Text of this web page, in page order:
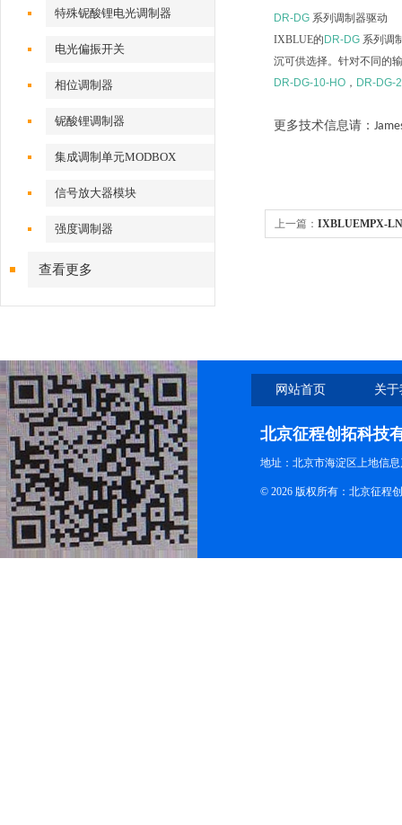
特殊铌酸锂电光调制器
电光偏振开关
相位调制器
铌酸锂调制器
集成调制单元MODBOX
信号放大器模块
强度调制器
查看更多
DR-DG 系列调制器驱动
IXBLUE的 DR-DG 系列调
沉可供选择。针对不同的
DR-DG-10-HO ， DR-DG-
更多技术信息请：
上一篇： IXBLUEMPX-LN
网站首页 关
北京征程创拓科技
地址：北京市海淀区上地信
© 2026 版权所有：北京征程